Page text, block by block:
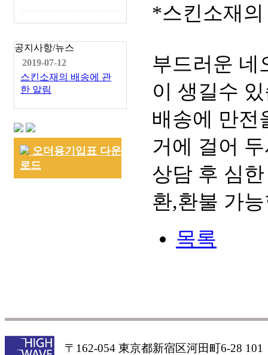
공지사항/뉴스
2019-07-12
스킨소재의 배송에 관
한 알림
오더용기입표 다운
로드
*스킨소재
부드러운 네
이 생길수
배송에 만전
거에 걸어
상담 후 심
환,환불 가
목록
〒162-054 東京都新宿区河田町6-28 101